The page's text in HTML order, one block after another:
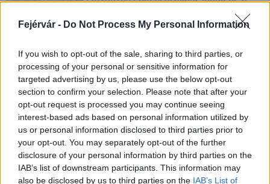
Fejérvár - Do Not Process My Personal Information
If you wish to opt-out of the sale, sharing to third parties, or
processing of your personal or sensitive information for
targeted advertising by us, please use the below opt-out
section to confirm your selection. Please note that after your
opt-out request is processed you may continue seeing
interest-based ads based on personal information utilized by
us or personal information disclosed to third parties prior to
your opt-out. You may separately opt-out of the further
disclosure of your personal information by third parties on the
IAB’s list of downstream participants. This information may
also be disclosed by us to third parties on the IAB’s List of
Paks II.: Mit jelent az 5. blokk új
mérföldköve a felülvizsgálat
árnyékában?
AJÁNLJUK MÉG